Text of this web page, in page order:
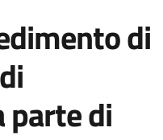
di
di